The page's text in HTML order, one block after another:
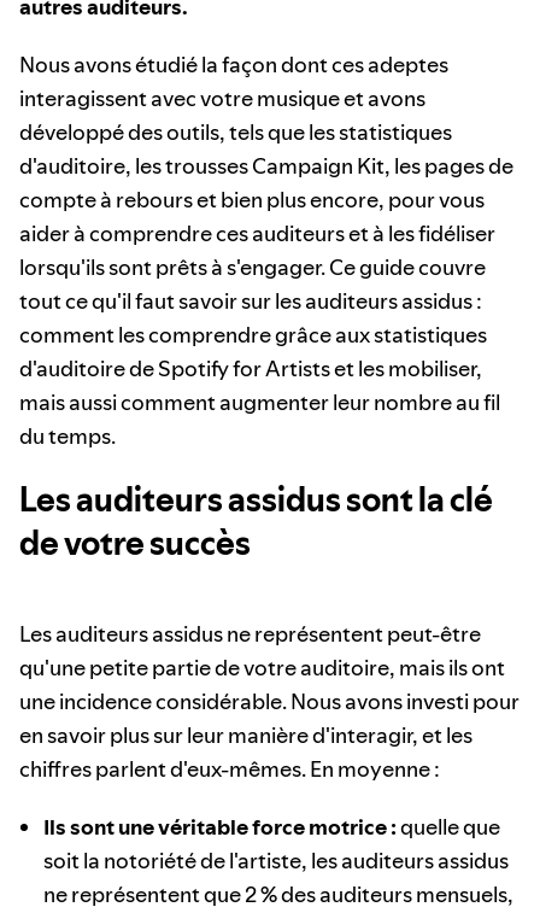
autres auditeurs.
Nous avons étudié la façon dont ces adeptes
interagissent avec votre musique et avons
développé des outils, tels que les statistiques
d'auditoire, les trousses Campaign Kit, les pages de
compte à rebours et bien plus encore, pour vous
aider à comprendre ces auditeurs et à les fidéliser
lorsqu'ils sont prêts à s'engager. Ce guide couvre
tout ce qu'il faut savoir sur les auditeurs assidus :
comment les comprendre grâce aux statistiques
d'auditoire de Spotify for Artists et les mobiliser,
mais aussi comment augmenter leur nombre au fil
du temps.
Les auditeurs assidus sont la clé
de votre succès
Les auditeurs assidus ne représentent peut-être
qu'une petite partie de votre auditoire, mais ils ont
une incidence considérable. Nous avons investi pour
en savoir plus sur leur manière d'interagir, et les
chiffres parlent d'eux-mêmes. En moyenne :
Ils sont une véritable force motrice :quelle que
soit la notoriété de l'artiste, les auditeurs assidus
ne représentent que 2 % des auditeurs mensuels,